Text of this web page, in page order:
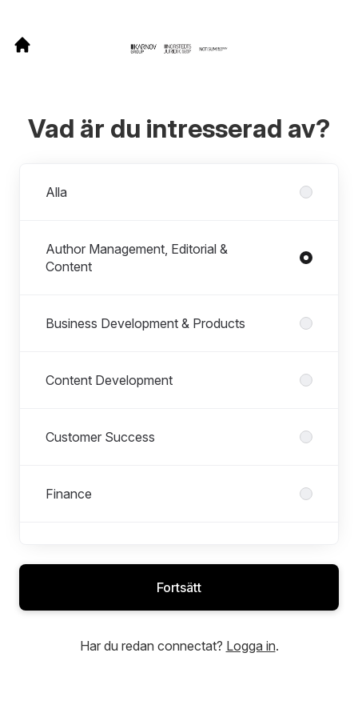
Vad är du intresserad av?
Alla
Author Management, Editorial &
Content
Business Development & Products
Content Development
Customer Success
Finance
Management
Fortsätt
Har du redan connectat? Logga in.